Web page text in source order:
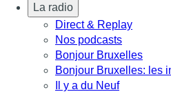
La radio
Direct & Replay
Nos podcasts
Bonjour Bruxelles
Bonjour Bruxelles: les
Il y a du Neuf